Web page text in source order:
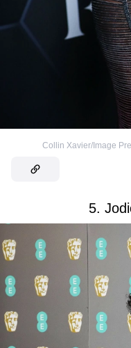
Collin Xavier/Image
5.